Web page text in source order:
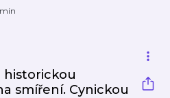
historickou
smíření. Cynickou